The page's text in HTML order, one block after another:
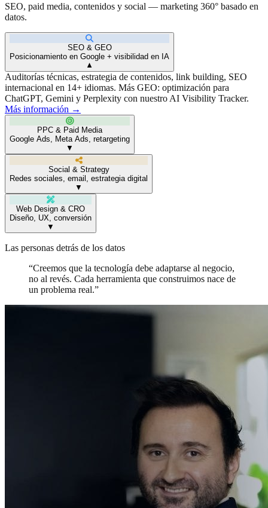
SEO, paid media, contenidos y social — marketing 360° basado en
datos.
SEO & GEO
Posicionamiento en Google + visibilidad en IA
▼
Auditorías técnicas, estrategia de contenidos, link building, SEO
internacional en 14+ idiomas. Más GEO: optimización para
ChatGPT, Gemini y Perplexity con nuestro AI Visibility Tracker.
Más información →
PPC & Paid Media
Google Ads, Meta Ads, retargeting
▼
Social & Strategy
Redes sociales, email, estrategia digital
▼
Web Design & CRO
Diseño, UX, conversión
▼
Las personas detrás de los datos
“Creemos que la tecnología debe adaptarse al negocio,
no al revés. Cada herramienta que construimos nace de
un problema real.”